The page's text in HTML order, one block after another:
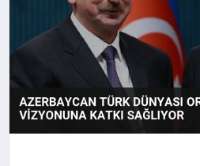
TEKNOLOJI